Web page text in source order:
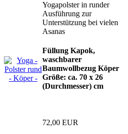
Yogapolster in runder
Ausführung zur
Unterstützung bei vielen
Asanas
Füllung Kapok,
waschbarer
Baumwollbezug Köper
Größe: ca. 70 x 26
(Durchmesser) cm
72,00 EUR